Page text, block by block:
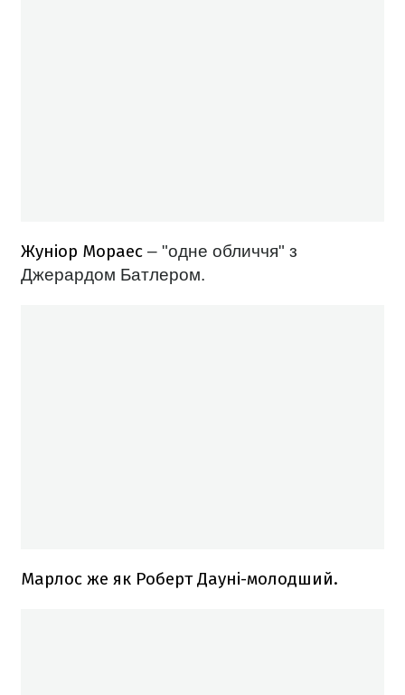
Жуніор Мораес – "одне обличчя" з
Джерардом Батлером.
Марлос же як Роберт Дауні-молодший.